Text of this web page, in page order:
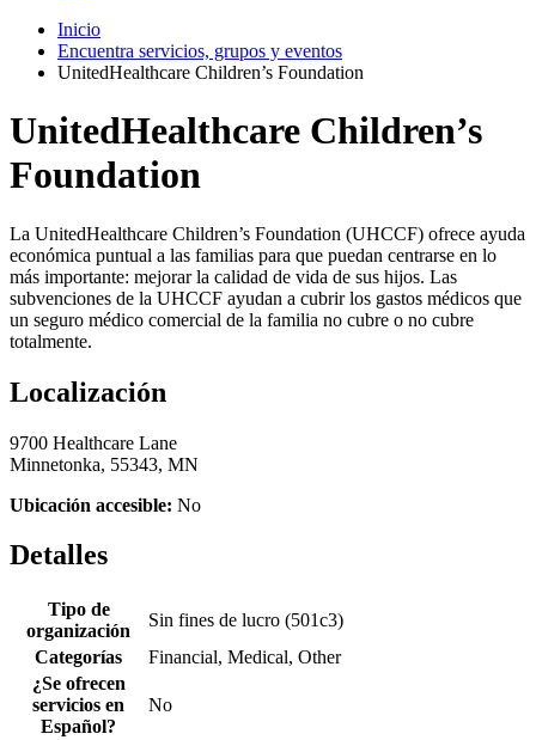
Inicio
Encuentra servicios, grupos y eventos
UnitedHealthcare Children’s Foundation
UnitedHealthcare Children’s
Foundation
La UnitedHealthcare Children’s Foundation (UHCCF) ofrece ayuda
económica puntual a las familias para que puedan centrarse en lo
más importante: mejorar la calidad de vida de sus hijos. Las
subvenciones de la UHCCF ayudan a cubrir los gastos médicos que
un seguro médico comercial de la familia no cubre o no cubre
totalmente.
Localización
9700 Healthcare Lane
Minnetonka, 55343, MN
Ubicación accesible: No
Detalles
Tipo de
organización
Sin fines de lucro (501c3)
Categorías
Financial, Medical, Other
¿Se ofrecen
servicios en
Español?
No